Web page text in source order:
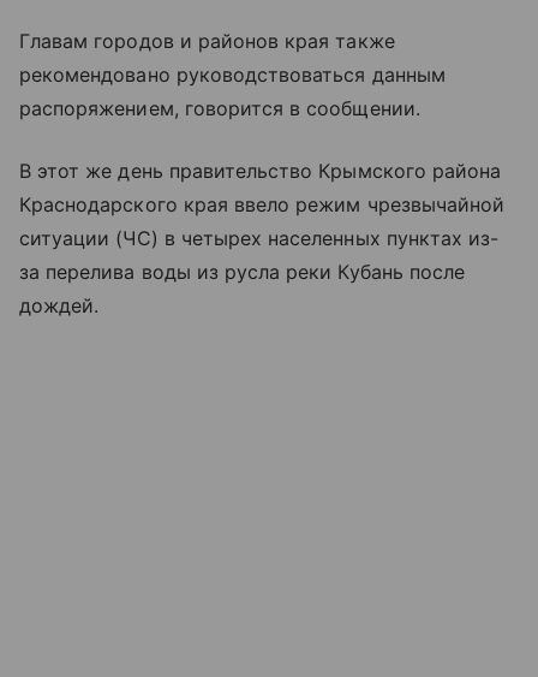
Главам городов и районов края также
рекомендовано руководствоваться данным
распоряжением, говорится в сообщении.
В этот же день правительство Крымского района
Краснодарского края ввело режим чрезвычайной
ситуации (ЧС) в четырех населенных пунктах из-
за перелива воды из русла реки Кубань после
дождей.